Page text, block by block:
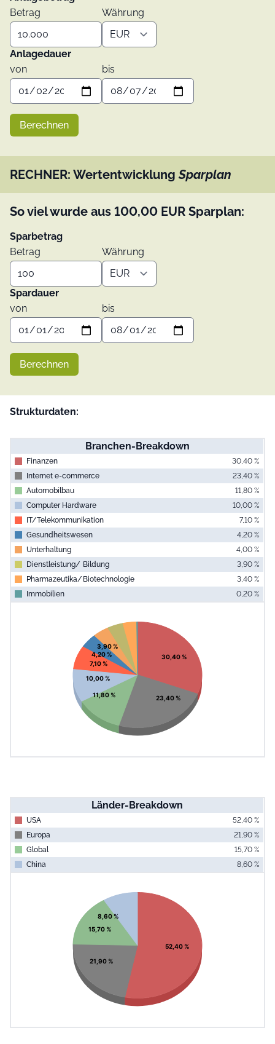
Betrag
Währung
Anlagedauer
von
bis
Berechnen
RECHNER: WertentwicklungSparplan
So viel wurde aus 100,00 EUR Sparplan:
Sparbetrag
Betrag
Währung
Spardauer
von
bis
Berechnen
Strukturdaten:
Branchen-Breakdown
Finanzen
30,40 %
Internet e-commerce
23,40 %
Automobilbau
11,80 %
Computer Hardware
10,00 %
IT/ Telekommunikation
7,10 %
Gesundheitswesen
4,20 %
Unterhaltung
4,00 %
Dienstleistung/ Bildung
3,90 %
Pharmazeutika/ Biotechnologie
3,40 %
Immobilien
0,20 %
Pie chart with 10 slices.
View as data table, Chart
30,40 %
23,40 %
11,80 %
10,00 %
7,10 %
4,20 %
3,90 %
Länder-Breakdown
USA
52,40 %
Europa
21,90 %
Global
15,70 %
China
8,60 %
Pie chart with 4 slices.
View as data table, Chart
52,40 %
21,90 %
15,70 %
8,60 %